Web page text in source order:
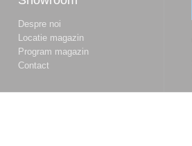
Despre noi
Locatie magazin
Program magazin
Contact